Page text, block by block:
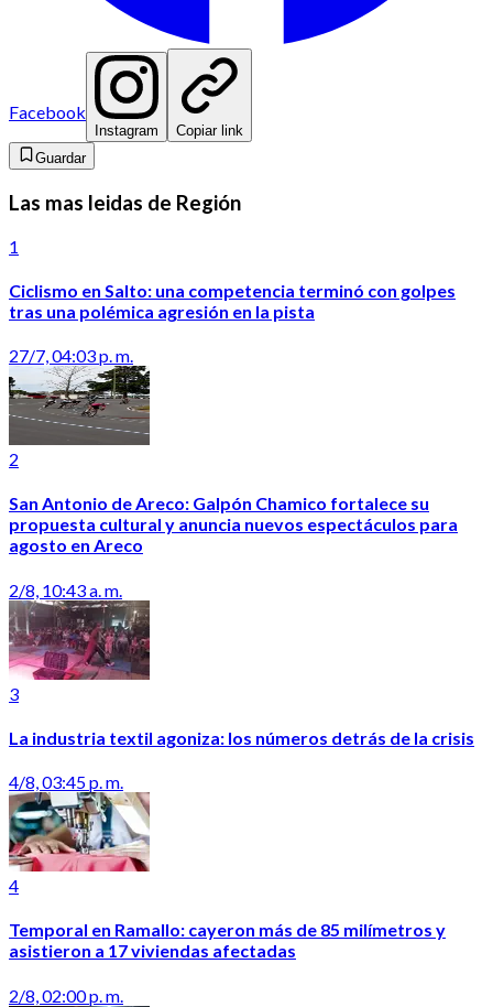
Facebook
Instagram
Copiar link
Guardar
Las mas leidas de Región
1
Ciclismo en Salto: una competencia terminó con golpes
tras una polémica agresión en la pista
27/7, 04:03 p. m.
2
San Antonio de Areco: Galpón Chamico fortalece su
propuesta cultural y anuncia nuevos espectáculos para
agosto en Areco
2/8, 10:43 a. m.
3
La industria textil agoniza: los números detrás de la crisis
4/8, 03:45 p. m.
4
Temporal en Ramallo: cayeron más de 85 milímetros y
asistieron a 17 viviendas afectadas
2/8, 02:00 p. m.